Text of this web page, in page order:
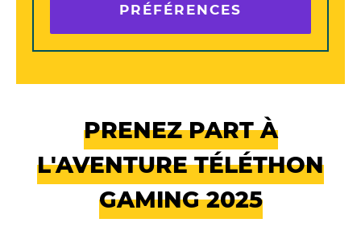
PRÉFÉRENCES
PRENEZ PART À
L'AVENTURE TÉLÉTHON
GAMING 2025